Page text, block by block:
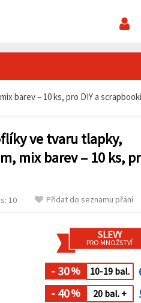
barev – 10 ks, pro DIY a
ve tvaru tlapky,
mix barev – 10 ks,
10 Přidat do seznamu přání
SLEVY
PRO MNOŽSTVÍ
- 30% 10-19 bal.
- 40% 20 bal. +